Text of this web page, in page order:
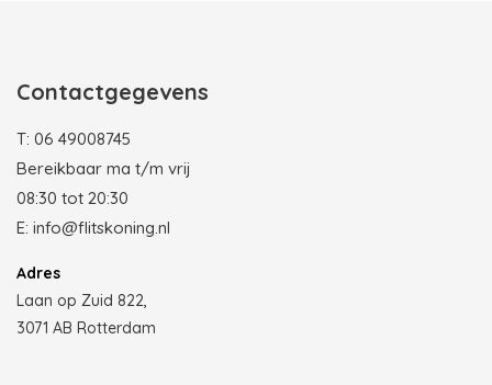
Contactgegevens
T: 06 49008745
Bereikbaar ma t/m vrij
08:30 tot 20:30
E: info@flitskoning.nl
Adres
Laan op Zuid 822,
3071 AB Rotterdam